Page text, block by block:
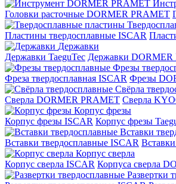
Головки расточные DORMER PRAMET
Пластины твердосплавные ISCAR
Державки
Державки TaeguTec Державки DORMER
Фрезы
Фреза твердосплавная ISCAR Фрезы
Свёрла
Сверла DORMER PRAMET Сверла
Корпус фрезы
Корпус фрезы ISCAR Корпус фрезы
Вставки
Вставки твердосплавные ISCAR
Корпус сверла
Корпус сверла ISCAR Корпуса сверла
Развертки